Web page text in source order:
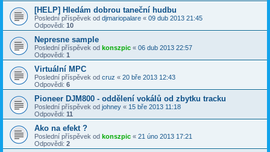
[HELP] Hledám dobrou taneční hudbu
Poslední příspěvek od djmariopalare « 09 dub 2013 21:45
Odpovědi: 10
Nepresne sample
Poslední příspěvek od konszpic « 06 dub 2013 22:57
Odpovědi: 1
Virtuální MPC
Poslední příspěvek od cruz « 20 bře 2013 12:43
Odpovědi: 6
Pioneer DJM800 - oddělení vokálů od zbytku tracku
Poslední příspěvek od johney « 15 bře 2013 11:18
Odpovědi: 11
Ako na efekt ?
Poslední příspěvek od konszpic « 21 úno 2013 17:21
Odpovědi: 2